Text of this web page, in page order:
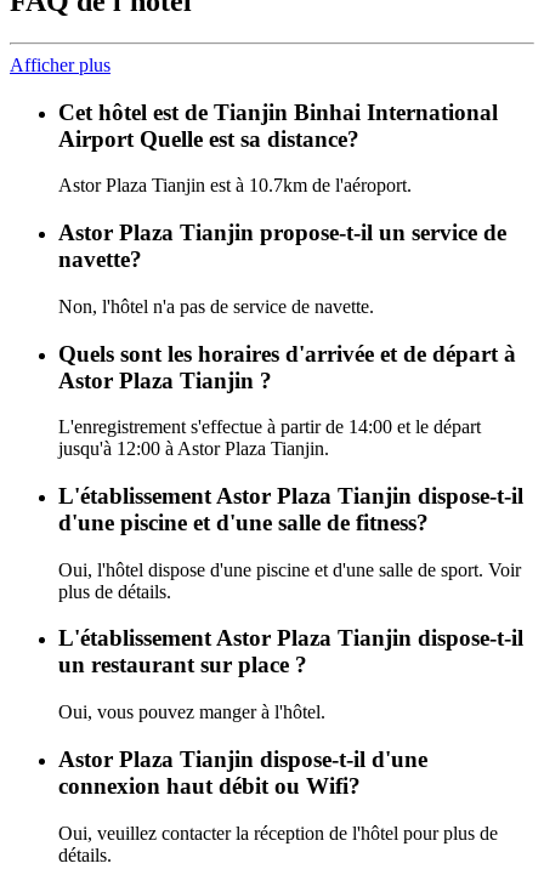
Afficher plus
Cet hôtel est de Tianjin Binhai International
Airport Quelle est sa distance?
Astor Plaza Tianjin est à 10.7km de l'aéroport.
Astor Plaza Tianjin propose-t-il un service de
navette?
Non, l'hôtel n'a pas de service de navette.
Quels sont les horaires d'arrivée et de départ à
Astor Plaza Tianjin ?
L'enregistrement s'effectue à partir de 14:00 et le départ
jusqu'à 12:00 à Astor Plaza Tianjin.
L'établissement Astor Plaza Tianjin dispose-t-il
d'une piscine et d'une salle de fitness?
Oui, l'hôtel dispose d'une piscine et d'une salle de sport. Voir
plus de détails.
L'établissement Astor Plaza Tianjin dispose-t-il
un restaurant sur place ?
Oui, vous pouvez manger à l'hôtel.
Astor Plaza Tianjin dispose-t-il d'une
connexion haut débit ou Wifi?
Oui, veuillez contacter la réception de l'hôtel pour plus de
détails.